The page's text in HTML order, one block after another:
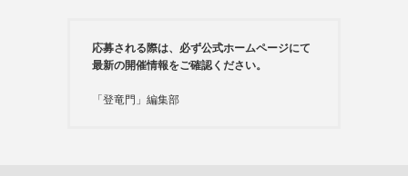
応募される際は、必ず公式ホームページにて
最新の開催情報をご確認ください。
「登竜門」編集部